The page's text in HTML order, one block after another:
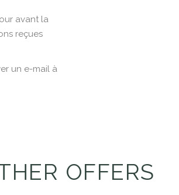
avant la
reçues
un e-mail à
OFFERS